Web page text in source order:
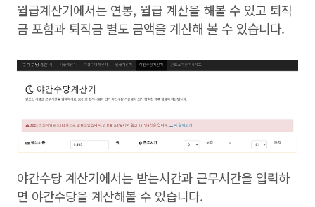
월급계산기에서는 연봉, 월급 계산을 해볼 수 있고 퇴직
금 포함과 퇴직금 별도 금액을 계산해 볼 수 있습니다.
야간수당 계산기에서는 받는시간과 근무시간을 입력하
면 야간수당을 계산해볼 수 있습니다.